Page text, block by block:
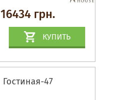
16434 грн.
КУПИТЬ
Гостиная-47